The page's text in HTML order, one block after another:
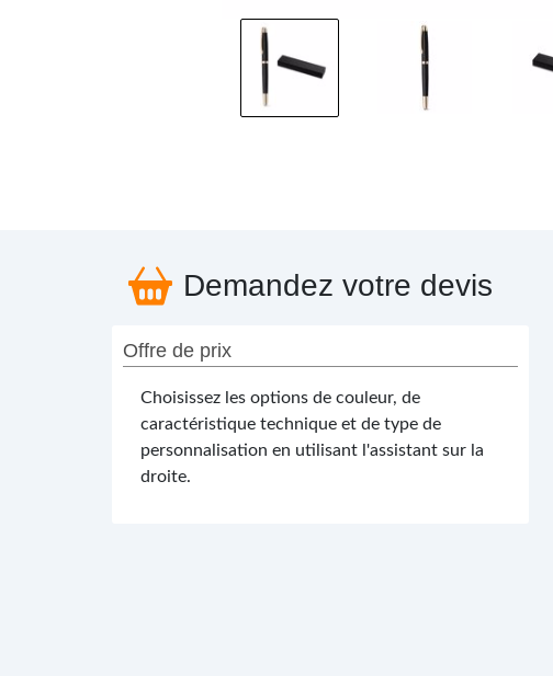
Demandez votre devis
Offre de prix
Choisissez les options de couleur, de
caractéristique technique et de type de
personnalisation en utilisant l'assistant sur la
droite.